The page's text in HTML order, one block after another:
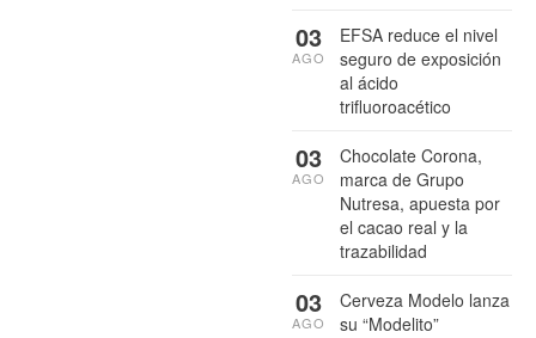
EFSA reduce el nivel
seguro de exposición
al ácido
trifluoroacético
03
AGO
Chocolate Corona,
marca de Grupo
Nutresa, apuesta por
el cacao real y la
trazabilidad
03
AGO
Cerveza Modelo lanza
su “Modelito”
03
AGO